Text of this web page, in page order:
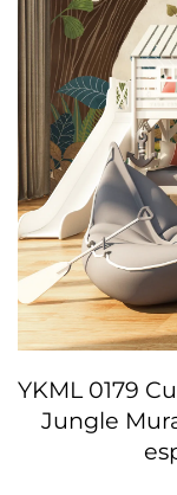
YKML 0179
Jungle